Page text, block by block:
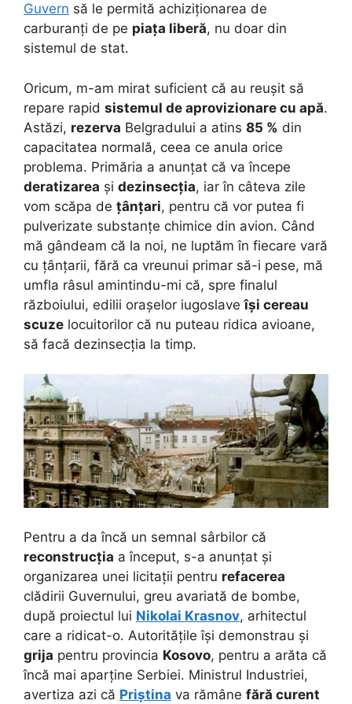
Guvern să le permită achiziționarea de
carburanți de pe piața liberă, nu doar din
sistemul de stat.
Oricum, m-am mirat suficient că au reușit să
repare rapid sistemul de aprovizionare cu apă.
Astăzi, rezerva Belgradului a atins 85 % din
capacitatea normală, ceea ce anula orice
problema. Primăria a anunțat că va începe
deratizarea și dezinsecția, iar în câteva zile
vom scăpa de țânțari, pentru că vor putea fi
pulverizate substanțe chimice din avion. Când
mă gândeam că la noi, ne luptăm în fiecare vară
cu țânțarii, fără ca vreunui primar să-i pese, mă
umfla râsul amintindu-mi că, spre finalul
războiului, edilii orașelor iugoslaveîși cereau
scuze locuitorilor că nu puteau ridica avioane,
să facă dezinsecția la timp.
Pentru a da încă un semnal sârbilor că
reconstrucția a început, s-a anunțat și
organizarea unei licitații pentru refacerea
clădirii Guvernului, greu avariată de bombe,
după proiectul lui Nikolai Krasnov, arhitectul
care a ridicat-o. Autoritățile își demonstrau și
grija pentru provincia Kosovo, pentru a arăta că
încă mai aparține Serbiei. Ministrul Industriei,
avertiza azi că Priștina va rămâne fără curent